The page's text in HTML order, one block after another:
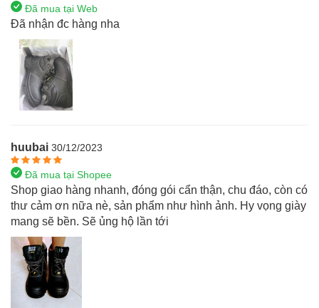
Đã mua tại Web
Đã nhận đc hàng nha
huubai 30/12/2023
Đã mua tại Shopee
Shop giao hàng nhanh, đóng gói cẩn thận, chu đáo, còn có
thư cảm ơn nữa nè, sản phẩm như hình ảnh. Hy vọng giày
mang sẽ bền. Sẽ ủng hộ lần tới